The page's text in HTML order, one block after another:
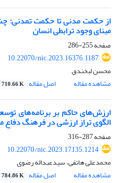
از حکمت مدنی تا حکمت تمدنی:
مبنای وجود ترابطی انسان
صفحه255-286
10.22070/nic.2023.16376.1187
محسن لبخندق
مشاهده مقاله
اصل مقاله 710.66 K
ارزش‌های حاکم بر برنامه‌های
الگوی تراز ارزشی در فرهنگ
صفحه287-316
10.22070/nic.2023.17135.1214
محمدعلی هاتفی، سیدعبداله رضوی
مشاهده مقاله
اصل مقاله 784.86 K